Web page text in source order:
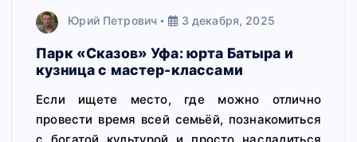
Юрий Петрович 3 декабря, 2025
Парк «Сказов» Уфа: юрта Батыра и
кузница с мастер-классами
Если ищете место, где можно отлично
провести время всей семьёй, познакомиться